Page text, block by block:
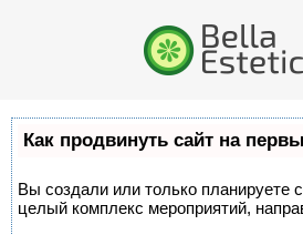
Как продвинуть сайт на
Вы создали или только планируете
целый комплекс мероприятий,